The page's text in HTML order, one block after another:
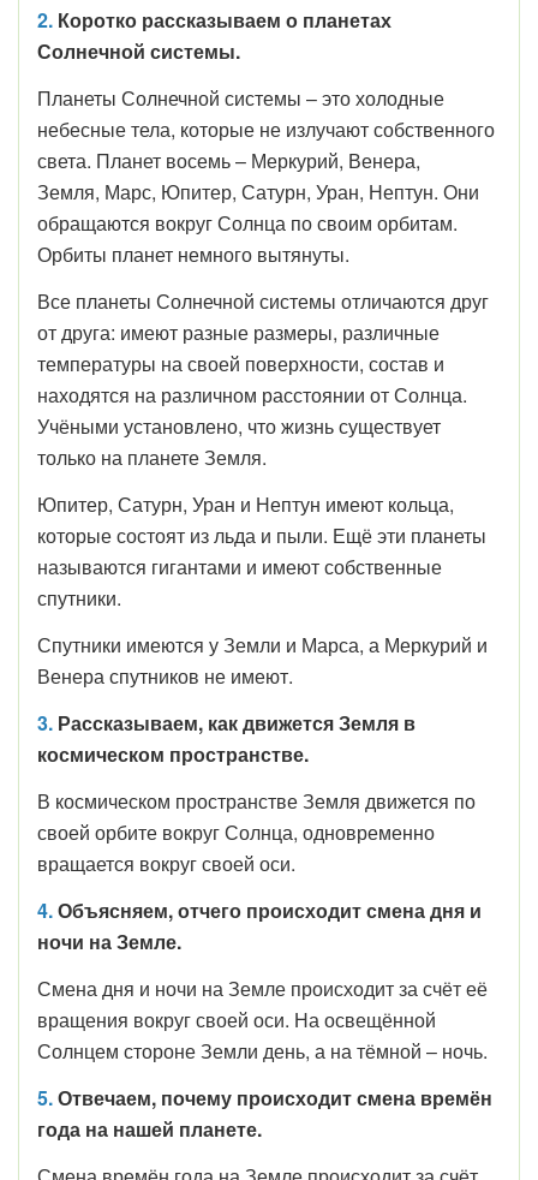
2. Коротко рассказываем о планетах
Солнечной системы.
Планеты Солнечной системы – это холодные
небесные тела, которые не излучают собственного
света. Планет восемь – Меркурий, Венера,
Земля, Марс, Юпитер, Сатурн, Уран, Нептун. Они
обращаются вокруг Солнца по своим орбитам.
Орбиты планет немного вытянуты.
Все планеты Солнечной системы отличаются друг
от друга: имеют разные размеры, различные
температуры на своей поверхности, состав и
находятся на различном расстоянии от Солнца.
Учёными установлено, что жизнь существует
только на планете Земля.
Юпитер, Сатурн, Уран и Нептун имеют кольца,
которые состоят из льда и пыли. Ещё эти планеты
называются гигантами и имеют собственные
спутники.
Спутники имеются у Земли и Марса, а Меркурий и
Венера спутников не имеют.
3. Рассказываем, как движется Земля в
космическом пространстве.
В космическом пространстве Земля движется по
своей орбите вокруг Солнца, одновременно
вращается вокруг своей оси.
4.Объясняем, отчего происходит смена дня и
ночи на Земле.
Смена дня и ночи на Земле происходит за счёт её
вращения вокруг своей оси. На освещённой
Солнцем стороне Земли день, а на тёмной – ночь.
5.Отвечаем, почему происходит смена времён
года на нашей планете.